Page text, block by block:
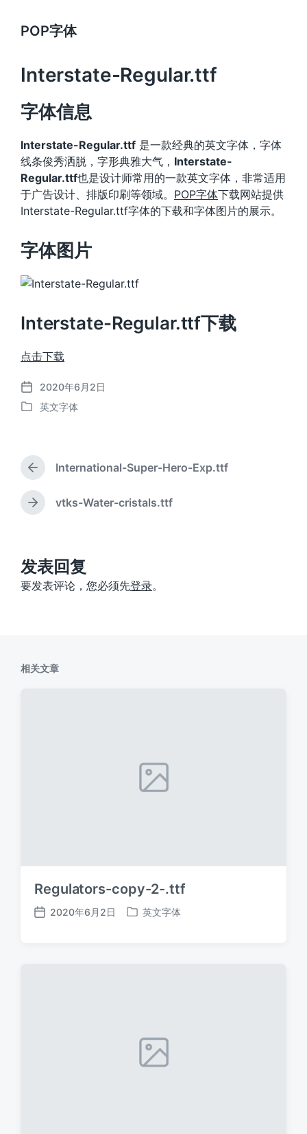
POP字体
Interstate-Regular.ttf
字体信息
Interstate-Regular.ttf 是一款经典的英文字体，字体
线条俊秀洒脱，字形典雅大气， Interstate-
Regular.ttf也是设计师常用的一款英文字体，非常适用
于广告设计、排版印刷等领域。 POP字体下载网站提供
Interstate-Regular.ttf字体的下载和字体图片的展示。
字体图片
Interstate-Regular.ttf下载
点击下载
发
布
2020年6月2日
发
英文字体
上
篇
文
章
International-Super-Hero-Exp.ttf
下
：
vtks-Water-cristals.ttf
发表回复
要发表评论，您必须先登录。
相关文章
Regulators-copy-2-.ttf
发
2020年6月2日
发
英文字体